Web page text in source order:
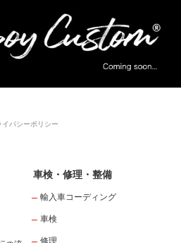
イバシーポリシー
車検・修理・整備
輸入車コーディング
車検
修理